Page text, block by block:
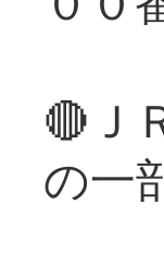
🔴Ｊ
の一